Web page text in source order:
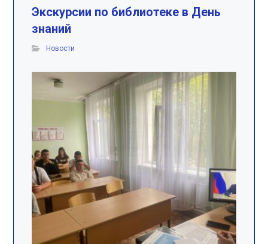
Экскурсии по библиотеке в День
знаний
Новости